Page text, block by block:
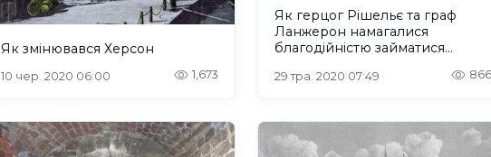
Як змінювався Херсон
10 чер. 2020 06:00 1,673
Як герцог Рішельє та граф
Ланжерон намагалися
благодійністю займатися…
29 тра. 2020 07:49 866